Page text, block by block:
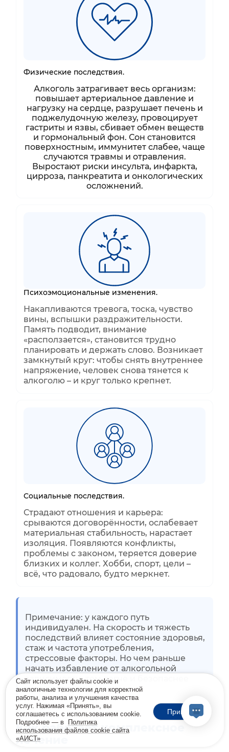
Физические последствия.
Алкоголь затрагивает весь организм:
повышает артериальное давление и
нагрузку на сердце, разрушает печень и
поджелудочную железу, провоцирует
гастриты и язвы, сбивает обмен веществ
и гормональный фон. Сон становится
поверхностным, иммунитет слабее, чаще
случаются травмы и отравления.
Выростают риски инсульта, инфаркта,
цирроза, панкреатита и онкологических
осложнений.
Психоэмоциональные изменения.
Накапливаются тревога, тоска, чувство
вины, вспышки раздражительности.
Память подводит, внимание
«расползается», становится трудно
планировать и держать слово. Возникает
замкнутый круг: чтобы снять внутреннее
напряжение, человек снова тянется к
алкоголю – и круг только крепнет.
Социальные последствия.
Страдают отношения и карьера:
срываются договорённости, ослабевает
материальная стабильность, нарастает
изоляция. Появляются конфликты,
проблемы с законом, теряется доверие
близких и коллег. Хобби, спорт, цели –
всё, что радовало, будто меркнет.
Примечание: у каждого путь
индивидуален. На скорость и тяжесть
последствий влияет состояние здоровья,
стаж и частота употребления,
стрессовые факторы. Но чем раньше
начать избавление от алкогольной
зависимости, тем легче и безопаснее
путь назад.
Как работает комплексное
лечение
Сайт использует файлы cookie и
аналогичные технологии для корректной
работы, анализа и улучшения качества
услуг. Нажимая «Принять», вы
соглашаетесь с использованием cookie.
Подробнее — в
Политика
использования файлов cookie сайта
«АИСТ»
Принять